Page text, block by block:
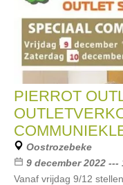
PIERROT
Oostrozebeke
9 december 2022 ---
Vanaf vrijdag 9/12